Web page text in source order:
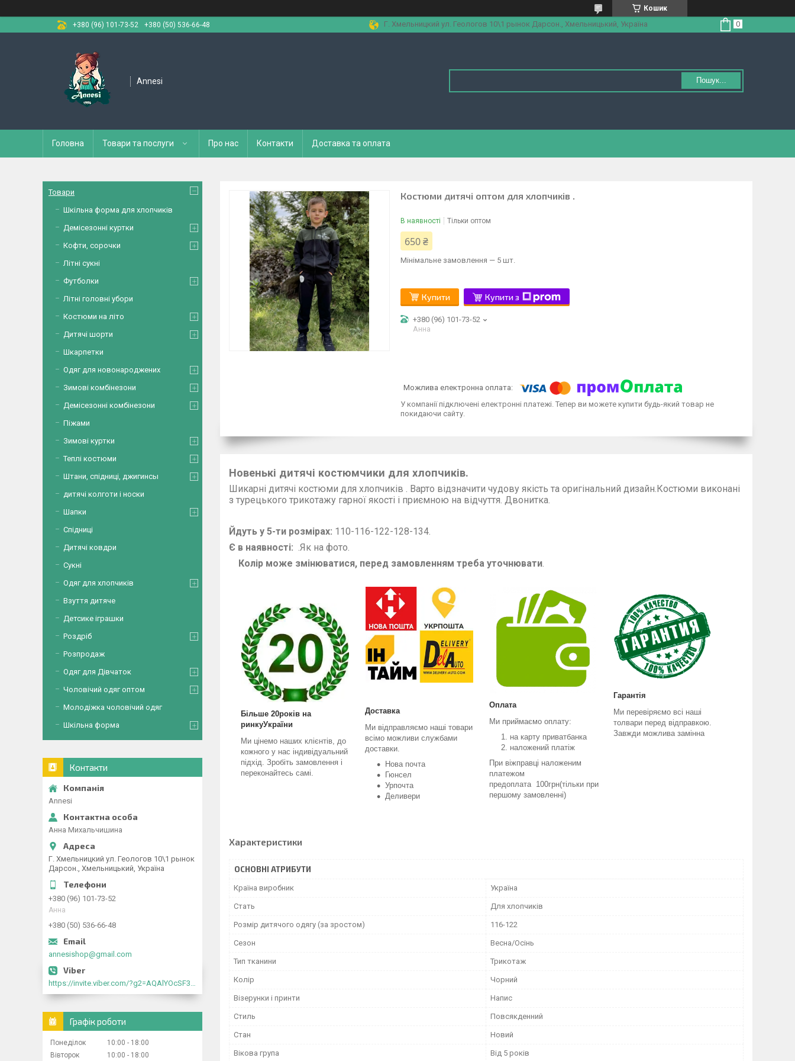
Кошик
+380 (96) 101-73-52
+380 (50) 536-66-48 Г. Хмельницкий ул. Геологов 10\1 рынок Дарсон., Хмельницький, Україна
Annesi Пошук...
Головна Товари та послуги Про нас Контакти Доставка та оплата
Костюми дитячі оптом для хлопчиків .
В наявності Тільки оптом
650 ₴
Мінімальне замовлення — 5 шт.
Купити Купити з
+380 (96) 101-73-52
Анна
У компанії підключені електронні платежі. Тепер ви можете купити будь-який товар не
покидаючи сайту.
Новенькі дитячі костюмчики для хлопчиків.
Шикарні дитячі костюми для хлопчиків . Варто відзначити чудову якість та оригінальний дизайн.Костюми виконані
з турецького трикотажу гарної якості і приємною на відчуття. Двонитка.
Йдуть у 5-ти розмірах: 110-116-122-128-134.
Є в наявності: .Як на фото.
Колір може змінюватися, перед замовленням треба уточнювати.
Більше 20років на
ринкуУкраїни
Ми цінемо наших клієнтів, до
кожного у нас індивідуальний
підхід. Зробіть замовлення і
переконайтесь самі.
Доставка
Ми відправляємо наші товари
всімо можливи службами
доставки.
Нова почта
Гюнсел
Урпочта
Деливери
Оплата
Ми приймаємо оплату:
на карту приватбанка
наложений платіж
При віжправці наложеним
платежом
предоплата 100грн(тільки при
першому замовленні)
Гарантія
Ми перевіряємо всі наші
толвари перед відправкою.
Завжди можлива замінна
Характеристики
ОСНОВНІ АТРИБУТИ
Країна виробник Україна
Стать Для хлопчиків
Розмір дитячого одягу (за зростом) 116-122
Сезон Весна/Осінь
Тип тканини Трикотаж
Колір Чорний
Візерунки і принти Напис
Стиль Повсякденний
Стан Новий
Вікова група Від 5 років
Товари
Шкільна форма для хлопчиків
Демісезонні куртки
Кофти, сорочки
Літні сукні
Футболки
Літні головні убори
Костюми на літо
Дитячі шорти
Шкарпетки
Одяг для новонароджених
Зимові комбінезони
Демісезонні комбінезони
Піжами
Зимові куртки
Теплі костюми
Штани, спідниці, джигинсы
дитячі колготи і носки
Шапки
Спідниці
Дитячі ковдри
Сукні
Одяг для хлопчиків
Взуття дитяче
Детсике іграшки
Роздріб
Розпродаж
Одяг для Дівчаток
Чоловічий одяг оптом
Молодіжка чоловічий одяг
Шкільна форма
Контакти
Annesi
Анна Михальчишина
Г. Хмельницкий ул. Геологов 10\1 рынок
Дарсон., Хмельницький, Україна
+380 (96) 101-73-52
Анна
+380 (50) 536-66-48
annesishop@gmail.com
https://invite.viber.com/?g2=AQAlYOcSF30rb0kdJdojYDWtk4sNE5eWPg2Om5jJmRlpJwnTwfwnCzMMxer2vioZ"
Графік роботи
Понеділок 10:00
18:00
Вівторок
10:00 18:00